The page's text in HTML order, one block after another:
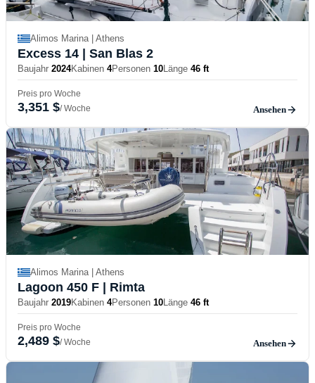
Alimos Marina | Athens
Excess 14 | San Blas 2
Baujahr 2024Kabinen 4Personen 10Länge 46 ft
Preis pro Woche
3,351 $/ Woche Ansehen
Alimos Marina | Athens
Lagoon 450 F | Rimta
Baujahr 2019Kabinen 4Personen 10Länge 46 ft
Preis pro Woche
2,489 $/ Woche Ansehen